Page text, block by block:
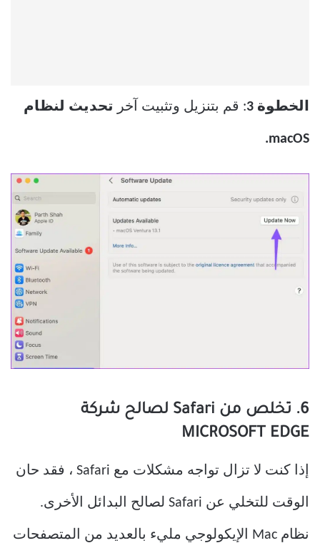
الخطوة 3 : قم بتنزيل وتثبيت آخر تحديث لنظام
macOS.
6. تخلص من Safari لصالح شركة
MICROSOFT EDGE
إذا كنت لا تزال تواجه مشكلات مع Safari ، فقد حان
الوقت للتخلي عن Safari لصالح البدائل الأخرى.
نظام Mac الإيكولوجي مليء بالعديد من المتصفحات